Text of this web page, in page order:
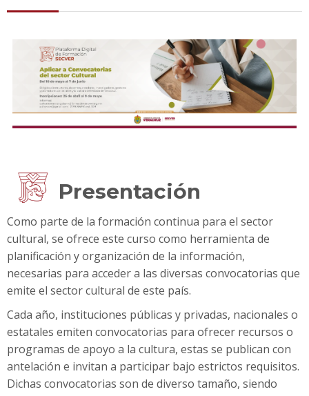
Presentación
Como parte de la formación continua para el sector
cultural, se ofrece este curso como herramienta de
planificación y organización de la información,
necesarias para acceder a las diversas convocatorias que
emite el sector cultural de este país.
Cada año, instituciones públicas y privadas, nacionales o
estatales emiten convocatorias para ofrecer recursos o
programas de apoyo a la cultura, estas se publican con
antelación e invitan a participar bajo estrictos requisitos.
Dichas convocatorias son de diverso tamaño, siendo